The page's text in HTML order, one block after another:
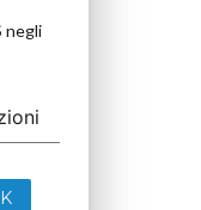
negli